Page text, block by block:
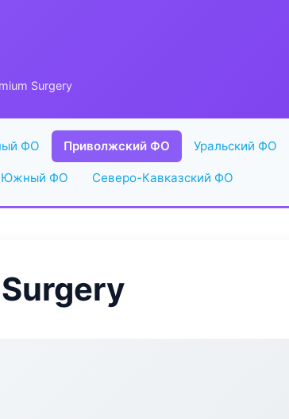
Surgery
ФО Приволжский ФО Уральский ФО
Южный ФО Северо-Кавказский ФО